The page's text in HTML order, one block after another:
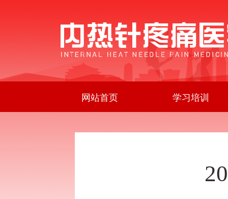
网站首页 学习培训